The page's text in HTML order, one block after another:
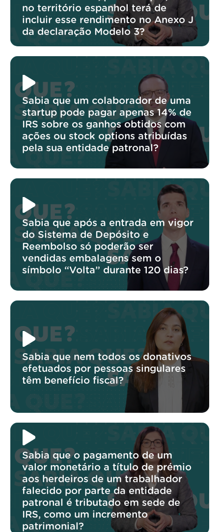
no território espanhol terá de
incluir esse rendimento no Anexo J
da declaração Modelo 3?
Sabia que um colaborador de uma
startup pode pagar apenas 14% de
IRS sobre os ganhos obtidos com
ações ou stock options atribuídas
pela sua entidade patronal?
Sabia que após a entrada em vigor
do Sistema de Depósito e
Reembolso só poderão ser
vendidas embalagens sem o
símbolo “Volta” durante 120 dias?
Sabia que nem todos os donativos
efetuados por pessoas singulares
têm benefício fiscal?
Sabia que o pagamento de um
valor monetário a título de prémio
aos herdeiros de um trabalhador
falecido por parte da entidade
patronal é tributado em sede de
IRS, como um incremento
patrimonial?